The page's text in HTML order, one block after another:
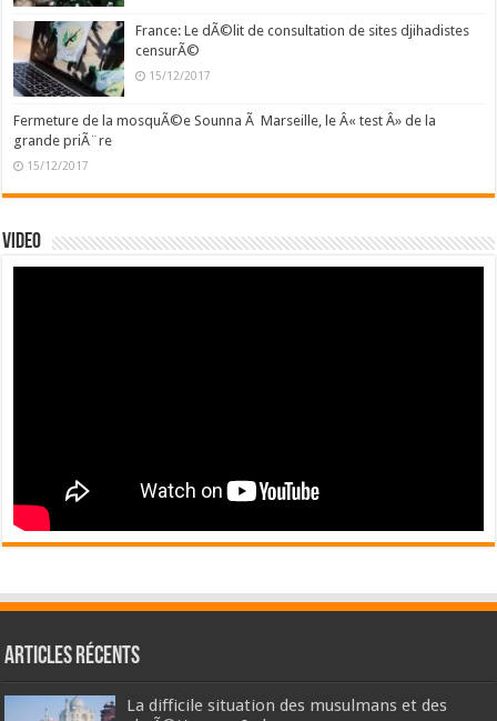
France: Le dÃ©lit de consultation de sites djihadistes
censurÃ©
15/12/2017
Fermeture de la mosquÃ©e Sounna Ã Marseille, le Â« test Â» de la
grande priÃ¨re
15/12/2017
Video
Articles récents
La difficile situation des musulmans et des